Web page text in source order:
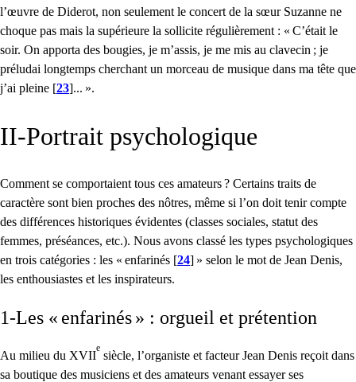
l’œuvre de Diderot, non seulement le concert de la sœur Suzanne ne
choque pas mais la supérieure la sollicite régulièrement : « C’était le
soir. On apporta des bougies, je m’assis, je me mis au clavecin ; je
préludai longtemps cherchant un morceau de musique dans ma tête que
j’ai pleine [23]... ».
II-Portrait psychologique
Comment se comportaient tous ces amateurs? Certains traits de
caractère sont bien proches des nôtres, même si l’on doit tenir compte
des différences historiques évidentes (classes sociales, statut des
femmes, préséances, etc.). Nous avons classé les types psychologiques
en trois catégories : les « enfarinés [24] » selon le mot de Jean Denis,
les enthousiastes et les inspirateurs.
1-Les « enfarinés» : orgueil et prétention
Au milieu du XVII
e
siècle, l’organiste et facteur Jean Denis reçoit dans
sa boutique des musiciens et des amateurs venant essayer ses